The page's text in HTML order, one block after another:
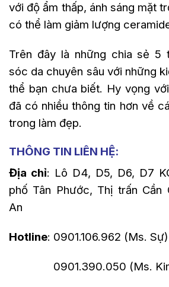
với độ ẩm thấp, ánh sáng mặt
có thể làm giảm lượng
Trên đây là những chia sẻ 5
sóc da chuyên sâu với những
thể bạn chưa biết. Hy vọng
đã có nhiều thông tin hơn về
trong làm đẹp.
THÔNG TIN LIÊN HỆ:
Địa chỉ: Lô D4, D5, D6, D7
phố Tân Phước, Thị trấn Cần
An
Hotline: 0901.106.962 (Ms. Sự)
0901.390.050 (Ms.